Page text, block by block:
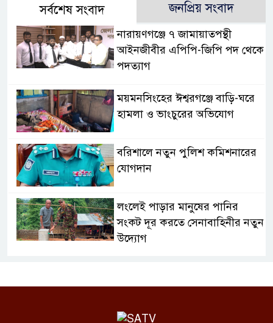
সর্বশেষ সংবাদ জনপ্রিয় সংবাদ
নারায়ণগঞ্জে ৭ জামায়াতপন্থী
আইনজীবীর এপিপি-জিপি পদ থেকে
পদত্যাগ
ময়মনসিংহের ঈশ্বরগঞ্জে বাড়ি-ঘরে
হামলা ও ভাংচুরের অভিযোগ
বরিশালে নতুন পুলিশ কমিশনারের
যোগদান
লংলেই পাড়ার মানুষের পানির
সংকট দূর করতে সেনাবাহিনীর নতুন
উদ্যোগ
সম্ভাবনা বিষয়ক নাগরিক সংলাপ